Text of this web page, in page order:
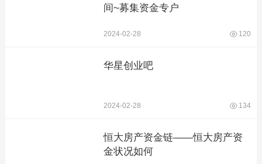
间~募集资金专户
2024-02-28 120
华星创业吧
2024-02-28 134
恒大房产资金链——恒大房产资
金状况如何